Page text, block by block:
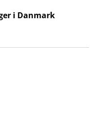
i Danmark